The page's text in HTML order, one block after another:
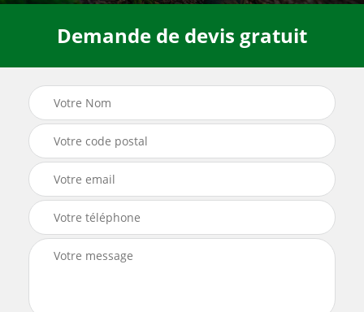
Demande de devis gratuit